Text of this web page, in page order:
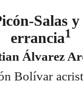
Salas y
errancia1
Álvarez
Bolívar